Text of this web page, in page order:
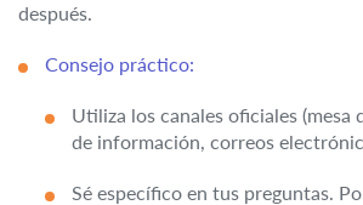
después.
Consejo práctico:
Utiliza los canales oficiales (mesa
de información, correos
Sé específico en tus preguntas.